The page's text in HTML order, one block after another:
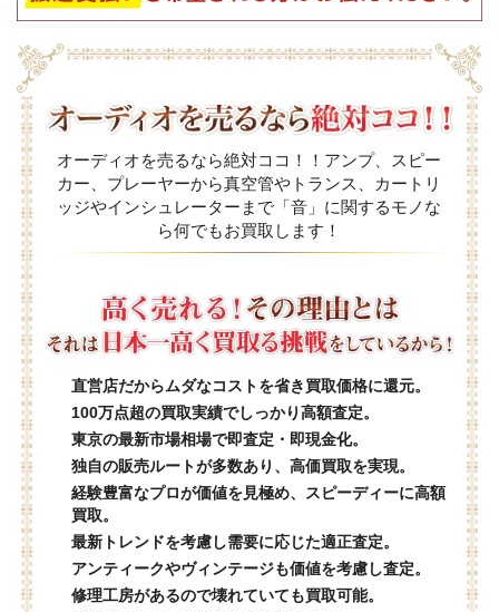
オーディオを売るなら絶対ココ！！アンプ、スピー
カー、プレーヤーから真空管やトランス、カートリ
ッジやインシュレーターまで「音」に関するモノな
ら何でもお買取します！
直営店だからムダなコストを省き買取価格に還元。
100万点超の買取実績でしっかり高額査定。
東京の最新市場相場で即査定・即現金化。
独自の販売ルートが多数あり、高価買取を実現。
経験豊富なプロが価値を見極め、スピーディーに高額
買取。
最新トレンドを考慮し需要に応じた適正査定。
アンティークやヴィンテージも価値を考慮し査定。
修理工房があるので壊れていても買取可能。